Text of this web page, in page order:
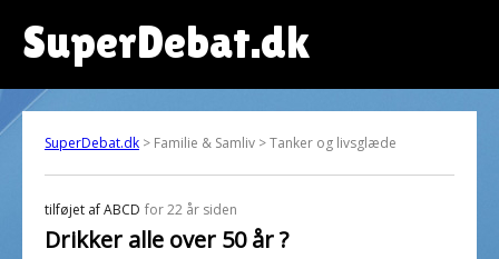
SuperDebat.dk
SuperDebat.dk > Familie & Samliv > Tanker og livsglæde
tilføjet afABCD for 22 år siden
Drikker alle over 50 år ?